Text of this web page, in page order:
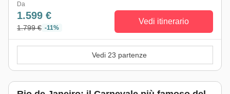
Da
1.599 €
1.799 € -11%
Vedi itinerario
Vedi 23 partenze